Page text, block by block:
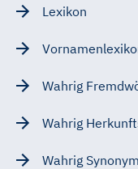
Lexikon
Wahrig
Wahrig
Wahrig